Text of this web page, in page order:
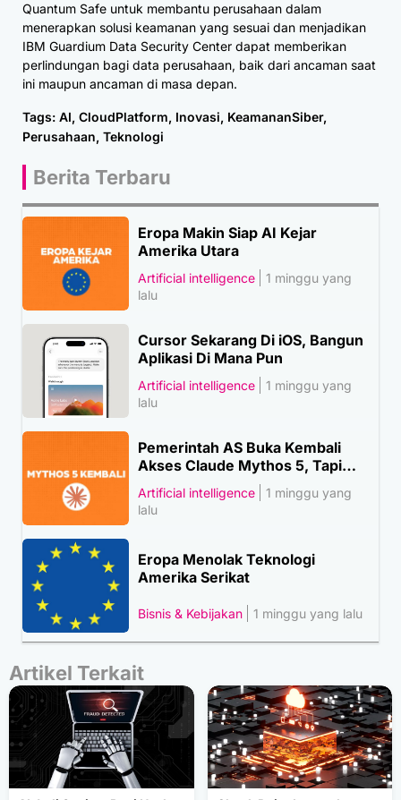
Quantum Safe untuk membantu perusahaan dalam
menerapkan solusi keamanan yang sesuai dan menjadikan
IBM Guardium Data Security Center dapat memberikan
perlindungan bagi data perusahaan, baik dari ancaman saat
ini maupun ancaman di masa depan.
Tags: AI, CloudPlatform, Inovasi, KeamananSiber,
Perusahaan, Teknologi
Berita Terbaru
Eropa Makin Siap AI Kejar
Amerika Utara
Artificial intelligence
1 minggu yang
lalu
Cursor Sekarang Di iOS, Bangun
Aplikasi Di Mana Pun
Artificial intelligence
1 minggu yang
lalu
Pemerintah AS Buka Kembali
Akses Claude Mythos 5, Tapi…
Artificial intelligence
1 minggu yang
lalu
Eropa Menolak Teknologi
Amerika Serikat
Bisnis & Kebijakan 1 minggu yang lalu
Artikel Terkait